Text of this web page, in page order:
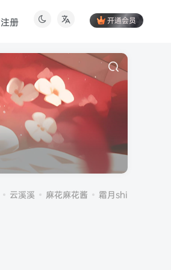
开通会员
注册
云溪溪 麻花麻花酱 霜月shimo